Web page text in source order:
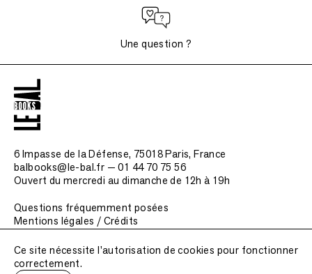
Une question ?
6 Impasse de la Défense, 75018 Paris, France
balbooks@le-bal.fr — 01 44 70 75 56
Ouvert du mercredi au dimanche de 12h à 19h
Questions fréquemment posées
Mentions légales / Crédits
Soumettre une publication
Ce site nécessite l'autorisation de cookies pour fonctionner
correctement.